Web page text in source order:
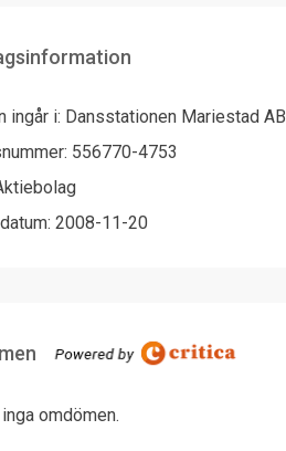
ingår i: Dansstationen Mariestad AB
556770-4753
2008-11-20
omdömen.